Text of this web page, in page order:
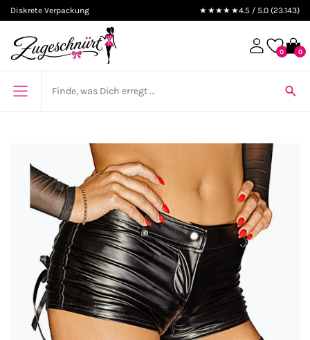
Diskrete Verpackung ★★★★★4.5 / 5.0 (23.143)
0 0